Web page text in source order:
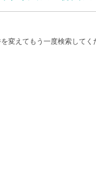
変えてもう一度検索してく